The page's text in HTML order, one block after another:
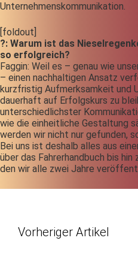
Unternehmenskommunikation.
[foldout]
?: Warum ist das
so erfolgreich?
Faggin: Weil es – genau wie
– einen nachhaltigen Ansatz
kurzfristig Aufmerksamkeit und
dauerhaft auf Erfolgskurs zu
unterschiedlichster
wie die einheitliche Gestaltung
werden wir nicht nur gefunden,
Bei uns ist deshalb alles aus
über das Fahrerhandbuch bis
den wir alle zwei Jahre
Vorheriger Artikel